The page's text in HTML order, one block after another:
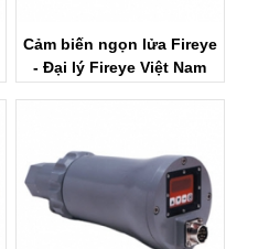
Cảm biến ngọn lửa Fireye
- Đại lý Fireye Việt Nam